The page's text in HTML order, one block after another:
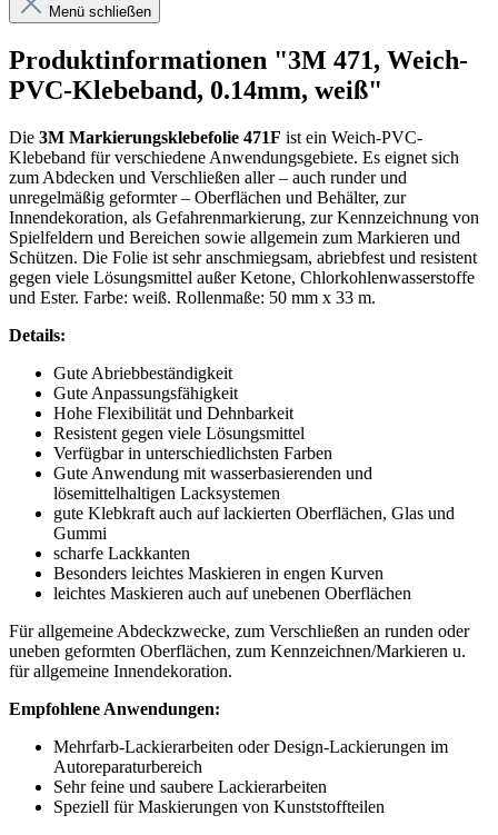
Menü schließen
Produktinformationen "3M 471, Weich-
PVC-Klebeband, 0.14mm, weiß"
Die 3M Markierungsklebefolie 471F ist ein Weich-PVC-
Klebeband für verschiedene Anwendungsgebiete. Es eignet sich
zum Abdecken und Verschließen aller – auch runder und
unregelmäßig geformter – Oberflächen und Behälter, zur
Innendekoration, als Gefahrenmarkierung, zur Kennzeichnung von
Spielfeldern und Bereichen sowie allgemein zum Markieren und
Schützen. Die Folie ist sehr anschmiegsam, abriebfest und resistent
gegen viele Lösungsmittel außer Ketone, Chlorkohlenwasserstoffe
und Ester. Farbe: weiß. Rollenmaße: 50 mm x 33 m.
Details:
Gute Abriebbeständigkeit
Gute Anpassungsfähigkeit
Hohe Flexibilität und Dehnbarkeit
Resistent gegen viele Lösungsmittel
Verfügbar in unterschiedlichsten Farben
Gute Anwendung mit wasserbasierenden und
lösemittelhaltigen Lacksystemen
gute Klebkraft auch auf lackierten Oberflächen, Glas und
Gummi
scharfe Lackkanten
Besonders leichtes Maskieren in engen Kurven
leichtes Maskieren auch auf unebenen Oberflächen
Für allgemeine Abdeckzwecke, zum Verschließen an runden oder
uneben geformten Oberflächen, zum Kennzeichnen/Markieren u.
für allgemeine Innendekoration.
Empfohlene Anwendungen:
Mehrfarb-Lackierarbeiten oder Design-Lackierungen im
Autoreparaturbereich
Sehr feine und saubere Lackierarbeiten
Speziell für Maskierungen von Kunststoffteilen